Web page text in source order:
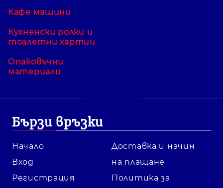
Кафе машини
Кухненски ролки и
тоалетни хартии
Опаковъчни
материали
Бързи връзки
Начало
Вход
Регистрация
Доставка и начин
на плащане
Политика за